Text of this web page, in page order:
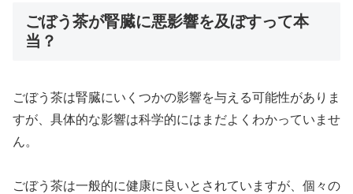
ごぼう茶が腎臓に悪影響を及ぼすって本
当？
ごぼう茶は腎臓にいくつかの影響を与える可能性がありま
すが、具体的な影響は科学的にはまだよくわかっていませ
ん。
ごぼう茶は一般的に健康に良いとされていますが、個々の